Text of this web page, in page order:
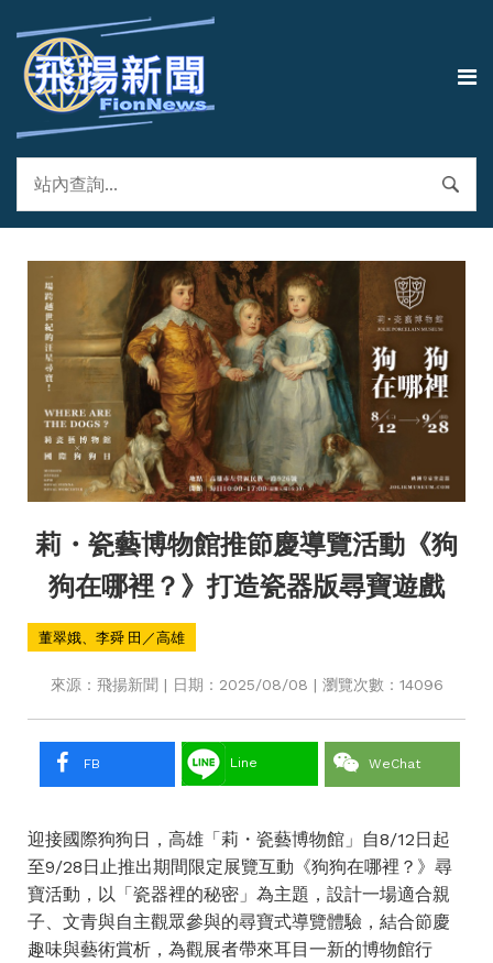
莉・瓷藝博物館推節慶導覽活動《狗
狗在哪裡？》打造瓷器版尋寶遊戲
董翠娥、李舜 田／高雄
來源：飛揚新聞 | 日期：2025/08/08 | 瀏覽次數：14096
FB Line WeChat
迎接國際狗狗日，高雄「莉・瓷藝博物館」自8/12日起
至9/28日止推出期間限定展覽互動《狗狗在哪裡？》尋
寶活動，以「瓷器裡的秘密」為主題，設計一場適合親
子、文青與自主觀眾參與的尋寶式導覽體驗，結合節慶
趣味與藝術賞析，為觀展者帶來耳目一新的博物館行